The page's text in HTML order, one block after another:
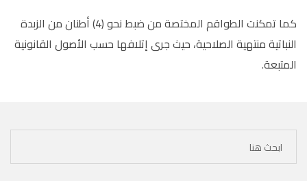
كما تمكنت الطواقم المختصة من ضبط نحو (4) أطنان من الزبدة
النباتية منتهية الصلاحية، حيث جرى إتلافها حسب الأصول القانونية
المتبعة.